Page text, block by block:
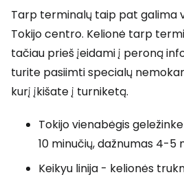
Tarp terminalų taip pat galima
Tokijo centro. Kelionė tarp
tačiau prieš įeidami į peroną
turite pasiimti specialų
kurį įkišate į turniketą.
Tokijo vienabėgis
10 minučių, dažnumas 4-5
Keikyu linija - kelionės